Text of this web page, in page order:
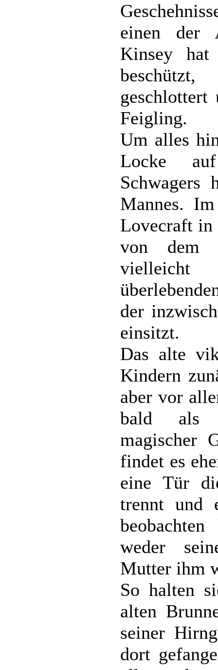
einen der
Kinsey
Feigling.
Um alles
Locke
Schwagers
Mannes.
Lovecraft in
von dem
der
einsitzt.
Das alte
Kindern
aber vor
bald als
magischer
findet es
eine Tür
trennt und
weder
Mutter ihm
So halten
alten
seiner
dort